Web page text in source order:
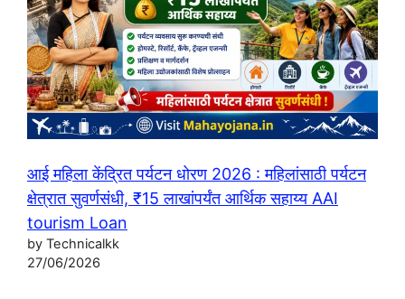
आई महिला केंद्रित पर्यटन धोरण 2026 : महिलांसाठी पर्यटन
क्षेत्रात सुवर्णसंधी, ₹15 लाखांपर्यंत आर्थिक सहाय्य AAI
tourism Loan
by Technicalkk
27/06/2026